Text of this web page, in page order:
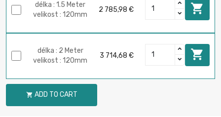
délka : 1.5 Meter
velikost : 120mm
2 785,98 € 
délka : 2 Meter
velikost : 120mm
3 714,68 € 
 ADD TO CART